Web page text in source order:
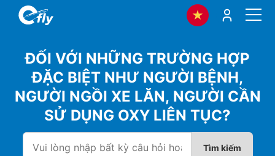
ĐỐI VỚI NHỮNG TRƯỜNG HỢP
ĐẶC BIỆT NHƯ NGƯỜI BỆNH,
NGƯỜI NGỒI XE LĂN, NGƯỜI CẦN
SỬ DỤNG OXY LIÊN TỤC?
Tìm kiếm